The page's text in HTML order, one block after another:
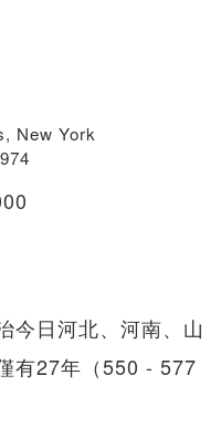
New York
今日河北、河南、山
有27年（550 - 577